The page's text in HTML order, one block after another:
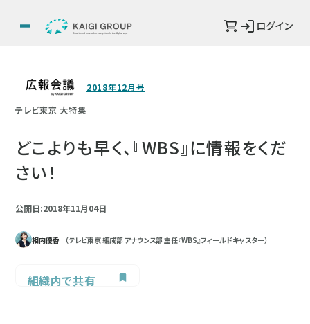
ログイン
2018年12月号
テレビ東京 大特集
どこよりも早く、『WBS』に情報をくだ
さい！
公開日:2018年11月04日
相内優香 （テレビ東京 編成部 アナウンス部 主任『WBS』フィールドキャスター）
組織内で共有